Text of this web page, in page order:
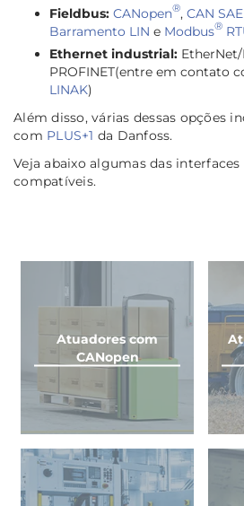
Fieldbus: CANopen®, CAN
Barramento LIN e Modbus®
Ethernet industrial:
PROFINET(entre em contato
LINAK)
Além disso, várias dessas opções
com PLUS+1 da Danfoss.
Veja abaixo algumas das
compatíveis.
Atuadores com
CANopen